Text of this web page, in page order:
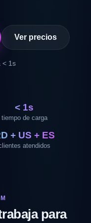
Ver precios
< 1s
< 1s
tiempo de carga
+ US + ES
atendidos
para